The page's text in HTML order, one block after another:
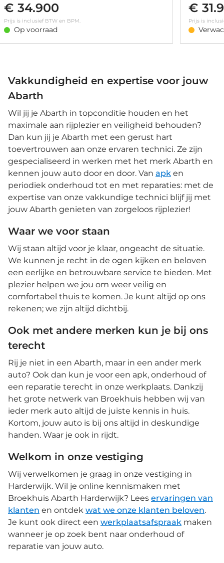
touchscreen radio met Bluetooth, DAB & USB •
Adaptieve Cruise Control • Airco (automatisch) •
Keyless Start • Parkeersensoren achter
€ 34.900
Prijs is inclusief BTW en BPM.
Op voorraad
voorruit •
€
Prijs is
Vakkundigheid en expertise voor jouw
Abarth
Wil jij je Abarth in topconditie houden en het
maximale aan rijplezier en veiligheid behouden?
Dan kun jij je Abarth met een gerust hart
toevertrouwen aan onze ervaren technici. Ze zijn
gespecialiseerd in werken met het merk Abarth en
kennen jouw auto door en door. Van apk en
periodiek onderhoud tot en met reparaties: met de
expertise van onze vakkundige technici blijf jij met
jouw Abarth genieten van zorgeloos rijplezier!
Waar we voor staan
Wij staan altijd voor je klaar, ongeacht de situatie.
We kunnen je recht in de ogen kijken en beloven
een eerlijke en betrouwbare service te bieden. Met
plezier helpen we jou om weer veilig en
comfortabel thuis te komen. Je kunt altijd op ons
rekenen; we zijn altijd dichtbij.
Ook met andere merken kun je bij ons
terecht
Rij je niet in een Abarth, maar in een ander merk
auto? Ook dan kun je voor een apk, onderhoud of
een reparatie terecht in onze werkplaats. Dankzij
het grote netwerk van Broekhuis hebben wij van
ieder merk auto altijd de juiste kennis in huis.
Kortom, jouw auto is bij ons altijd in deskundige
handen. Waar je ook in rijdt.
Welkom in onze vestiging
Wij verwelkomen je graag in onze vestiging in
Harderwijk. Wil je online kennismaken met
Broekhuis Abarth Harderwijk? Lees ervaringen van
klanten en ontdek wat we onze klanten beloven.
Je kunt ook direct een werkplaatsafspraak maken
wanneer je op zoek bent naar onderhoud of
reparatie van jouw auto.